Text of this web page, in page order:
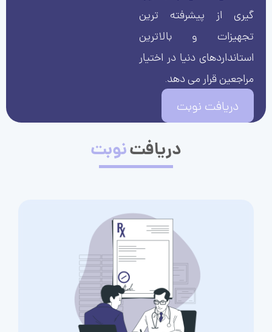
گیری از پیشرفته ترین
تجهیزات و بالاترین
استانداردهای دنیا در اختیار
مراجعین قرار می دهد.
دریافت نوبت
دریافتنوبت